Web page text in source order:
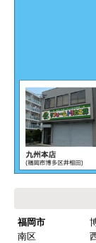
福岡市
南区